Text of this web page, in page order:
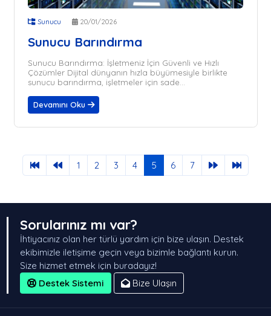
Sunucu 20/01/2026
Sunucu Barındırma
Sunucu Barındırma: İşletmeniz İçin Güvenli ve Hızlı
Çözümler Dijital dünyanın hızla büyümesiyle birlikte
sunucu barındırma, işletmeler için sade...
Devamını Oku
1 2 3 4 5 6 7
Sorularınız mı var?
İhtiyacınız olan her türlü yardım için bize ulaşın. Destek
ekibimizle iletişime geçin veya bizimle bağlantı kurun.
Size hizmet etmek için buradayız!
Destek Sistemi
Bize Ulaşın